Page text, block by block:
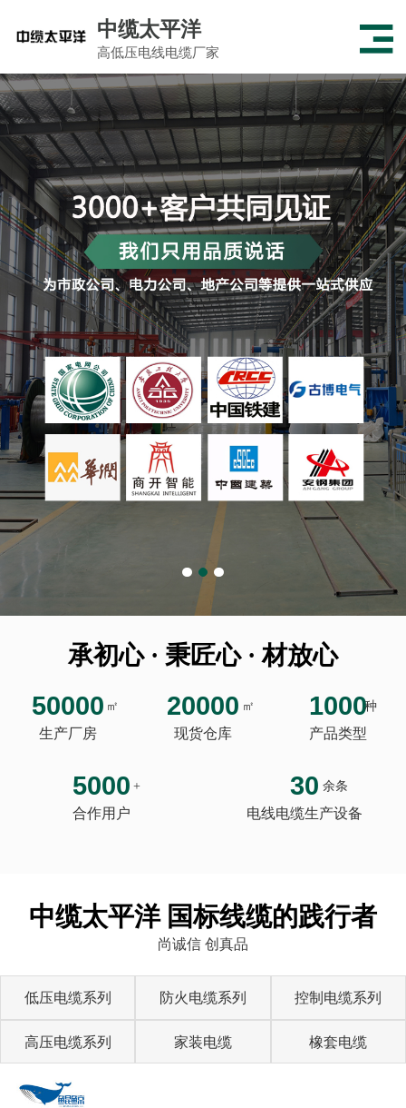
中缆太平洋
高低压电线电缆厂家
承初心 · 秉匠心 · 材放心
50000 ㎡
生产厂房
20000 ㎡
现货仓库
1000种
产品类型
5000 +
合作用户
30 余条
电线电缆生产设备
中缆太平洋 国标线缆的践行者
尚诚信 创真品
低压电缆系列 防火电缆系列 控制电缆系列
高压电缆系列 家装电缆 橡套电缆